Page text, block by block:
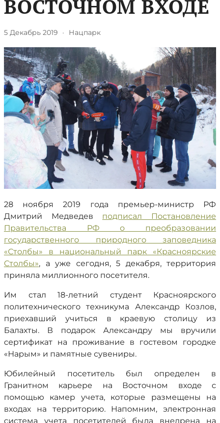
ВОСТОЧНОМ ВХОДЕ
5 Декабрь 2019 · Нацпарк
28 ноября 2019 года премьер-министр РФ
Дмитрий Медведев подписал Постановление
Правительства РФ о преобразовании
государственного природного заповедника
«Столбы» в национальный парк «Красноярские
Столбы», а уже сегодня, 5 декабря, территория
приняла миллионного посетителя.
Им стал 18-летний студент Красноярского
политехнического техникума Александр Козлов,
приехавший учиться в краевую столицу из
Балахты. В подарок Александру мы вручили
сертификат на проживание в гостевом городке
«Нарым» и памятные сувениры.
Юбилейный посетитель был определен в
Гранитном карьере на Восточном входе с
помощью камер учета, которые размещены на
входах на территорию. Напомним, электронная
система учета посетителей была внедрена на